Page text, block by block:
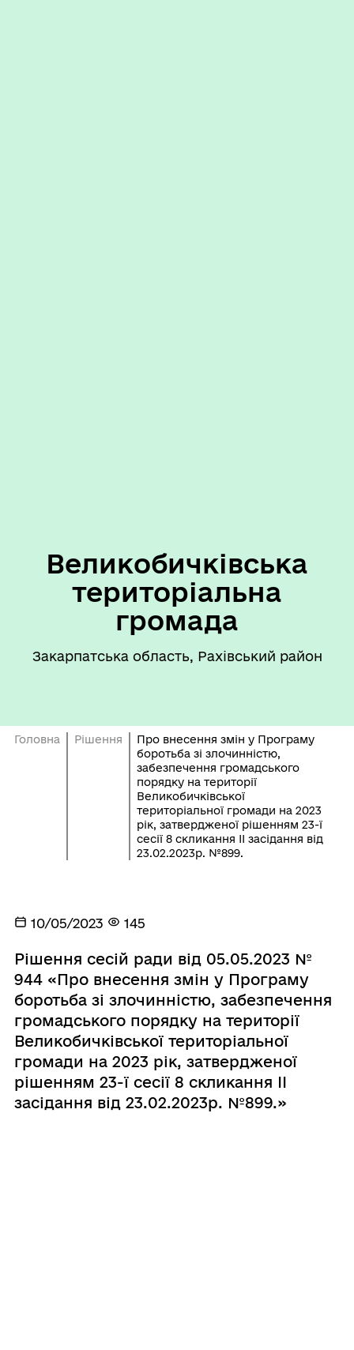
Великобичківська
територіальна
громада
Закарпатська область, Рахівський район
Головна Рішення
Про внесення змін у Програму
боротьба зі злочинністю,
забезпечення громадського
порядку на території
Великобичківської
територіальної громади на 2023
рік, затвердженої рішенням 23-ї
сесії 8 скликання ІІ засідання від
23.02.2023р. №899.
10/05/2023 145
Рішення сесій ради від 05.05.2023 №
944 «Про внесення змін у Програму
боротьба зі злочинністю, забезпечення
громадського порядку на території
Великобичківської територіальної
громади на 2023 рік, затвердженої
рішенням 23-ї сесії 8 скликання ІІ
засідання від 23.02.2023р. №899.»